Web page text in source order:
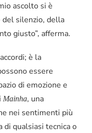
ascolto si è
del silenzio, della
giusto”, afferma.
è la
essere
di emozione e
Mainha, una
nei sentimenti più
di qualsiasi tecnica o